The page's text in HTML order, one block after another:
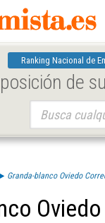
Ranking Nacional de
de
Granda-blanco Oviedo